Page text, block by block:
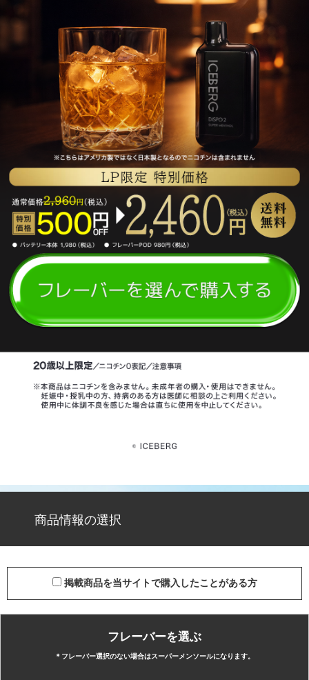
商品情報の選択
掲載商品を当サイトで購入したことがある方
フレーバーを選ぶ
＊フレーバー選択のない場合はスーパーメンソールになります。